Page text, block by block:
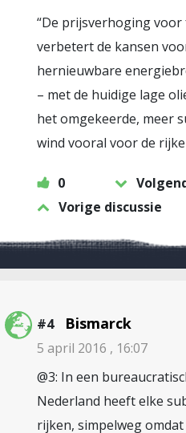
“De prijsverhoging
verbetert de kansen
hernieuwbare
– met de huidige lage
het omgekeerde, meer
wind vooral voor de
0
Vorige discussie
#4 Bismarck
5 april 2016 , 16:07
@3: In een
Nederland heeft elke
rijken, simpelweg